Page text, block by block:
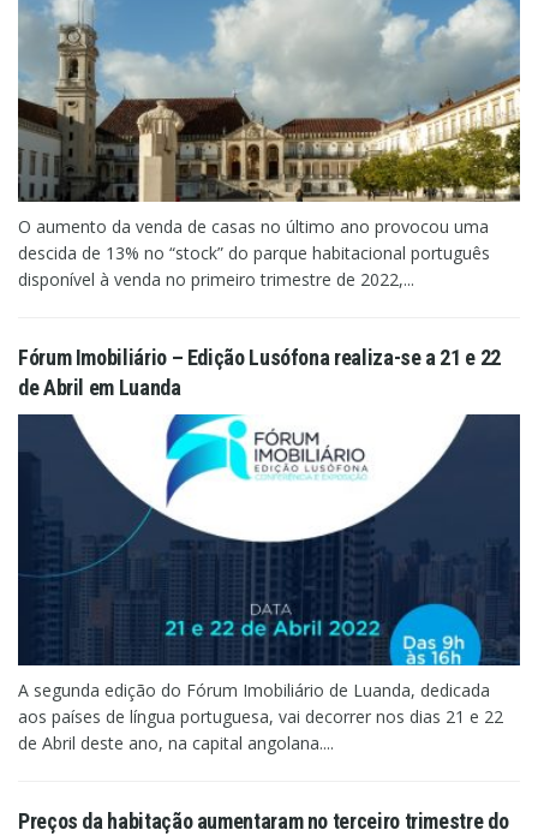
O aumento da venda de casas no último ano provocou uma
descida de 13% no “stock” do parque habitacional português
disponível à venda no primeiro trimestre de 2022,...
Fórum Imobiliário – Edição Lusófona realiza-se a 21 e 22
de Abril em Luanda
A segunda edição do Fórum Imobiliário de Luanda, dedicada
aos países de língua portuguesa, vai decorrer nos dias 21 e 22
de Abril deste ano, na capital angolana....
Preços da habitação aumentaram no terceiro trimestre do